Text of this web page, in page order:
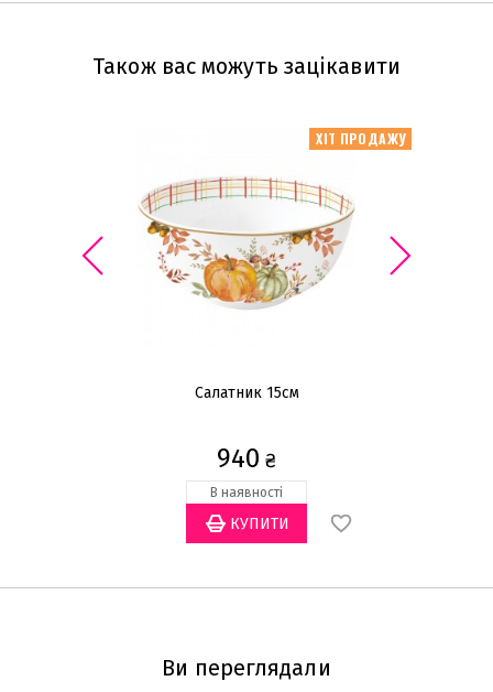
Також вас можуть зацікавити
ХІТ ПРОДАЖУ
Салатник 15см
940 ₴
В наявності
Ви переглядали